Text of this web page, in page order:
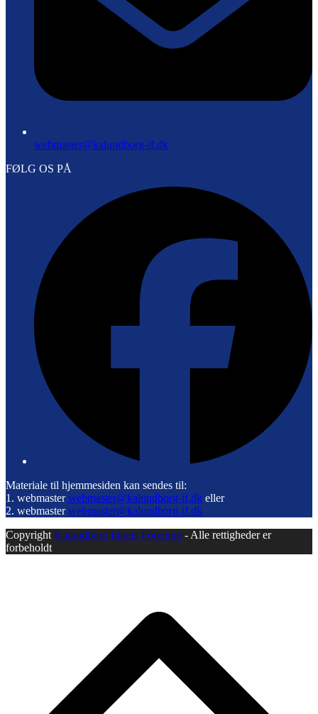
webmaster@kalundborg-if.dk
FØLG OS PÅ
Materiale til hjemmesiden kan sendes til:
1. webmasterwebmaster@kalundborg-if.dk eller
2. webmasterwebmaster@kalundborg-if.dk
Copyright Kalundborg Idræts Forening - Alle rettigheder er
forbeholdt